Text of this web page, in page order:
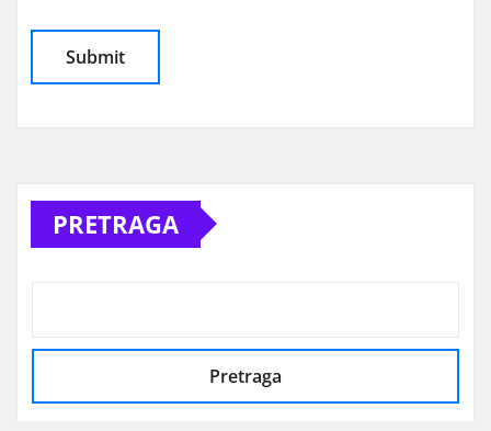
PRETRAGA
Pretraga